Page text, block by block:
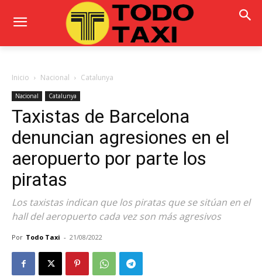
Inicio Nacional Catalunya
Nacional Catalunya
Taxistas de Barcelona
denuncian agresiones en el
aeropuerto por parte los
piratas
Los taxistas indican que los piratas que se sitúan en el
hall del aeropuerto cada vez son más agresivos
Por Todo Taxi - 21/08/2022